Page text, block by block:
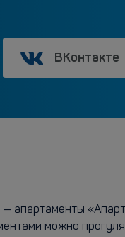
ВКонтакте
— апартаменты
можно